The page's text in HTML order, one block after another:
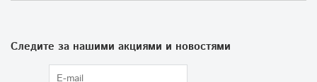
Следите за нашими акциями и новостями